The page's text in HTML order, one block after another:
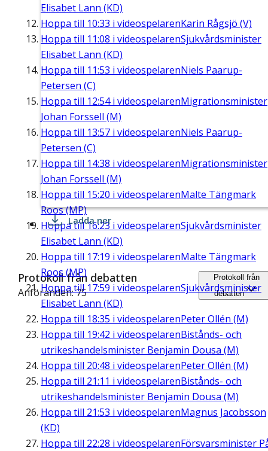
Elisabet Lann (KD)
Hoppa till 10:33 i videospelarenKarin Rågsjö (V)
Hoppa till 11:08 i videospelarenSjukvårdsminister
Elisabet Lann (KD)
Hoppa till 11:53 i videospelarenNiels Paarup-
Petersen (C)
Hoppa till 12:54i videospelarenMigrationsminister
Johan Forssell (M)
Hoppa till 13:57 i videospelarenNiels Paarup-
Petersen (C)
Hoppa till 14:38 i videospelarenMigrationsminister
Johan Forssell (M)
Hoppa till 15:20 i videospelarenMalte Tängmark
Roos (MP)
Hoppa till16:23 i videospelarenSjukvårdsminister
Elisabet Lann (KD)
Hoppa till 17:19 i videospelarenMalte Tängmark
Roos (MP)
Hoppa till17:59 i videospelarenSjukvårdsminister
Elisabet Lann (KD)
Hoppa till 18:35 i videospelarenPeter Ollén (M)
Hoppa till 19:42 i videospelarenBistånds- och
utrikeshandelsminister Benjamin Dousa (M)
Hoppa till 20:48 i videospelarenPeter Ollén (M)
Hoppa till 21:11 i videospelarenBistånds- och
utrikeshandelsminister Benjamin Dousa (M)
Hoppa till 21:53 i videospelarenMagnus Jacobsson
(KD)
Hoppa till 22:28 i videospelarenFörsvarsminister
Ladda ner
Protokoll från debatten
Anföranden: 75
Protokoll från
debatten